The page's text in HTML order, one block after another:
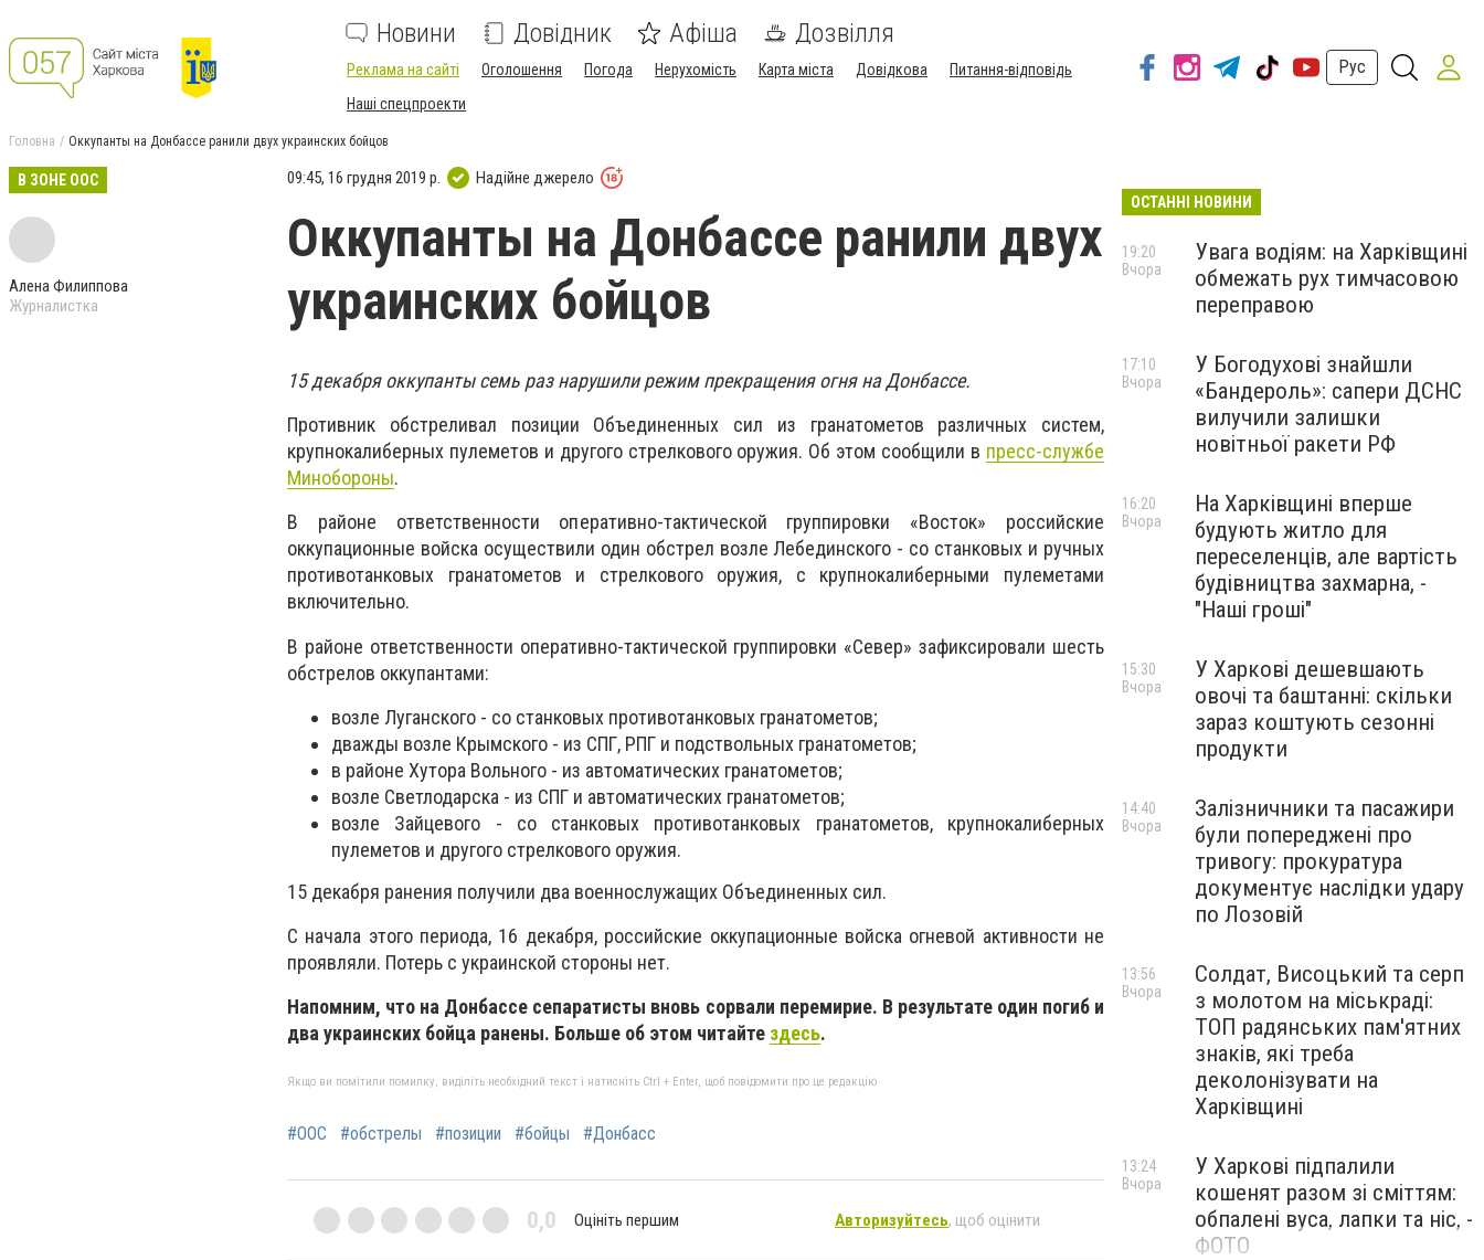
Новини Довідник Афіша Дозвілля
Реклама на сайті Оголошення Погода Нерухомість Карта міста Довідкова
Питання-відповідь
Наші спецпроекти
Рус
Головна Оккупанты на Донбассе ранили двух украинских бойцов
В ЗОНЕ ООС
Алена Филиппова
Журналистка
09:45, 16 грудня 2019 р. Надійне джерело
Оккупанты на Донбассе ранили двух
украинских бойцов
15 декабря оккупанты семь раз нарушили режим прекращения огня на Донбассе.
Противник обстреливал позиции Объединенных сил из гранатометов различных систем,
крупнокалиберных пулеметов и другого стрелкового оружия. Об этом сообщили в пресс-службе
Минобороны.
В районе ответственности оперативно-тактической группировки «Восток» российские
оккупационные войска осуществили один обстрел возле Лебединского - со станковых и ручных
противотанковых гранатометов и стрелкового оружия, с крупнокалиберными пулеметами
включительно.
В районе ответственности оперативно-тактической группировки «Север» зафиксировали шесть
обстрелов оккупантами:
возле Луганского - со станковых противотанковых гранатометов;
дважды возле Крымского - из СПГ, РПГ и подствольных гранатометов;
в районе Хутора Вольного - из автоматических гранатометов;
возле Светлодарска - из СПГ и автоматических гранатометов;
возле Зайцевого - со станковых противотанковых гранатометов, крупнокалиберных
пулеметов и другого стрелкового оружия.
15 декабря ранения получили два военнослужащих Объединенных сил.
С начала этого периода, 16 декабря, российские оккупационные войска огневой активности не
проявляли. Потерь с украинской стороны нет.
Напомним, что на Донбассе сепаратисты вновь сорвали перемирие. В результате один погиб и
два украинских бойца ранены. Больше об этом читайте здесь.
Якщо ви помітили помилку, виділіть необхідний текст і натисніть Ctrl + Enter, щоб повідомити про це редакцію
#ООС #обстрелы #позиции #бойцы #Донбасс
0,0 Оцініть першим Авторизуйтесь, щоб оцінити
ОСТАННІ НОВИНИ
Увага водіям: на Харківщині
обмежать рух тимчасовою
переправою
19:20
Вчора
У Богодухові знайшли
«Бандероль»: сапери ДСНС
вилучили залишки
новітньої ракети РФ
17:10
Вчора
На Харківщині вперше
будують житло для
переселенців, але вартість
будівництва захмарна, -
"Наші гроші"
16:20
Вчора
У Харкові дешевшають
овочі та баштанні: скільки
зараз коштують сезонні
продукти
15:30
Вчора
Залізничники та пасажири
були попереджені про
тривогу: прокуратура
документує наслідки удару
по Лозовій
14:40
Вчора
Солдат, Висоцький та серп
з молотом на міськраді:
ТОП радянських пам'ятних
знаків, які треба
деколонізувати на
Харківщині
13:56
Вчора
У Харкові підпалили
кошенят разом зі сміттям:
обпалені вуса, лапки та ніс, -
ФОТО
13:24
Вчора